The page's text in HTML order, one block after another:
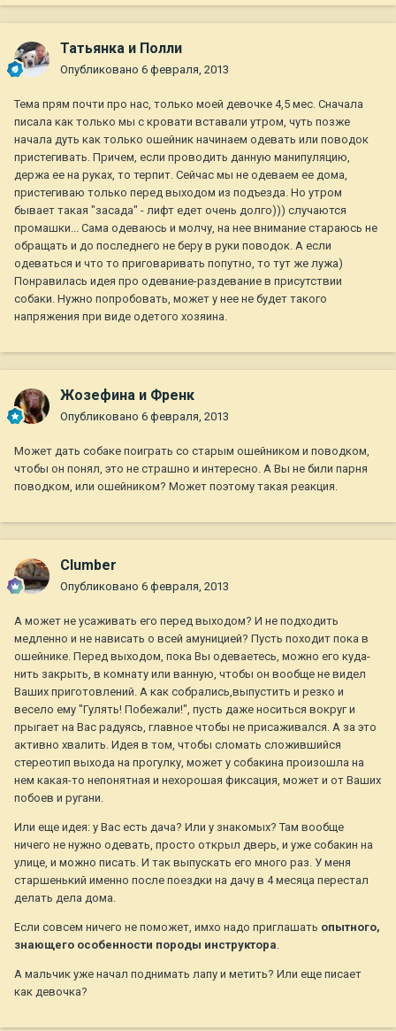
Татьянка и Полли
Опубликовано 6 февраля, 2013
Тема прям почти про нас, только моей девочке 4,5 мес. Сначала
писала как только мы с кровати вставали утром, чуть позже
начала дуть как только ошейник начинаем одевать или поводок
пристегивать. Причем, если проводить данную манипуляцию,
держа ее на руках, то терпит. Сейчас мы не одеваем ее дома,
пристегиваю только перед выходом из подъезда. Но утром
бывает такая "засада" - лифт едет очень долго))) случаются
промашки... Сама одеваюсь и молчу, на нее внимание стараюсь не
обращать и до последнего не беру в руки поводок. А если
одеваться и что то приговаривать попутно, то тут же лужа)
Понравилась идея про одевание-раздевание в присутствии
собаки. Нужно попробовать, может у нее не будет такого
напряжения при виде одетого хозяина.
Жозефина и Френк
Опубликовано 6 февраля, 2013
Может дать собаке поиграть со старым ошейником и поводком,
чтобы он понял, это не страшно и интересно. А Вы не били парня
поводком, или ошейником? Может поэтому такая реакция.
Clumber
Опубликовано 6 февраля, 2013
А может не усаживать его перед выходом? И не подходить
медленно и не нависать о всей амуницией? Пусть походит пока в
ошейнике. Перед выходом, пока Вы одеваетесь, можно его куда-
нить закрыть, в комнату или ванную, чтобы он вообще не видел
Ваших приготовлений. А как собрались,выпустить и резко и
весело ему "Гулять! Побежали!", пусть даже носиться вокруг и
прыгает на Вас радуясь, главное чтобы не присаживался. А за это
активно хвалить. Идея в том, чтобы сломать сложившийся
стереотип выхода на прогулку, может у собакина произошла на
нем какая-то непонятная и нехорошая фиксация, может и от Ваших
побоев и ругани.
Или еще идея: у Вас есть дача? Или у знакомых? Там вообще
ничего не нужно одевать, просто открыл дверь, и уже собакин на
улице, и можно писать. И так выпускать его много раз. У меня
старшенький именно после поездки на дачу в 4 месяца перестал
делать дела дома.
Если совсем ничего не поможет, имхо надо приглашать опытного,
знающего особенности породы инструктора.
А мальчик уже начал поднимать лапу и метить? Или еще писает
как девочка?